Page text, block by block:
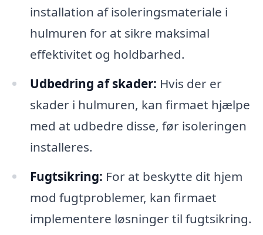
installation af isoleringsmateriale i
hulmuren for at sikre maksimal
effektivitet og holdbarhed.
Udbedring af skader: Hvis der er
skader i hulmuren, kan firmaet hjælpe
med at udbedre disse, før isoleringen
installeres.
Fugtsikring: For at beskytte dit hjem
mod fugtproblemer, kan firmaet
implementere løsninger til fugtsikring.